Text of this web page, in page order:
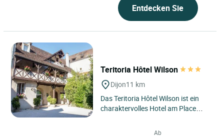
Entdecken Sie
Teritoria Hôtel Wilson
Dijon11 km
Das Teritoria Hôtel Wilson ist ein
charaktervolles Hotel am Place
Ab